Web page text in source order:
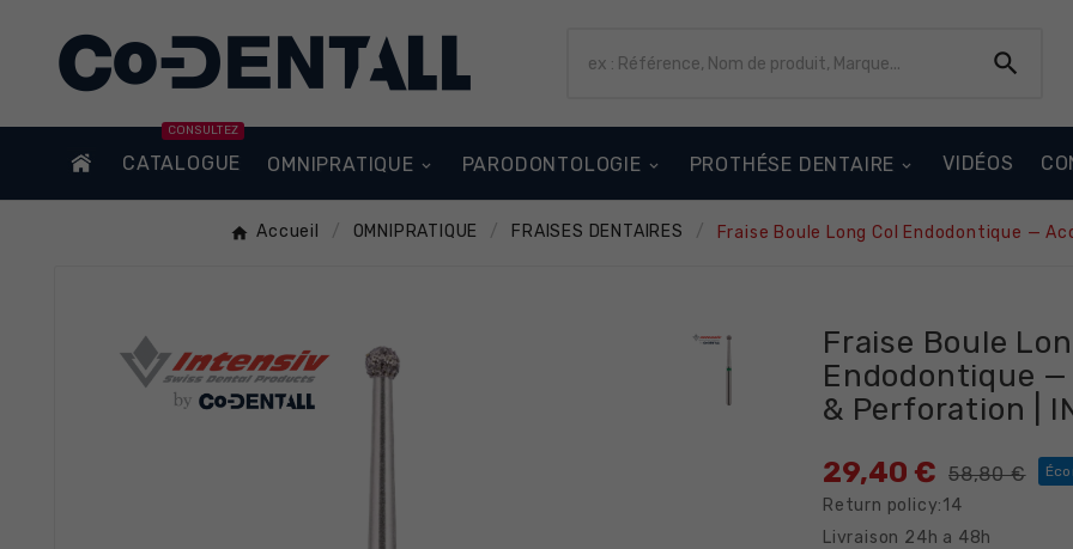

CATALOGUE
CONSULTEZ
OMNIPRATIQUE PARODONTOLOGIE PROTHÉSE DENTAIRE VIDÉOS
Accueil OMNIPRATIQUE FRAISES DENTAIRES Fraise Boule Long Col Endodontique —
Fraise Boule
Endodontique —
& Perforation |
29,40 € 58,80 €
Return policy:14
Livraison 24h a 48h